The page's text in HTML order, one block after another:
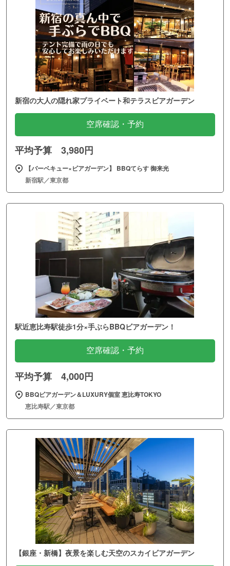
新宿の大人の隠れ家プライベート和テラスビアガーデン
空席確認・予約
平均予算 3,980円
【バーベキュー×ビアガーデン】 BBQてらす 御来光
新宿駅／東京都
駅近恵比寿駅徒歩1分×手ぶらBBQビアガーデン！
空席確認・予約
平均予算 4,000円
BBQビアガーデン＆LUXURY個室 恵比寿TOKYO
恵比寿駅／東京都
【銀座・新橋】夜景を楽しむ天空のスカイビアガーデン